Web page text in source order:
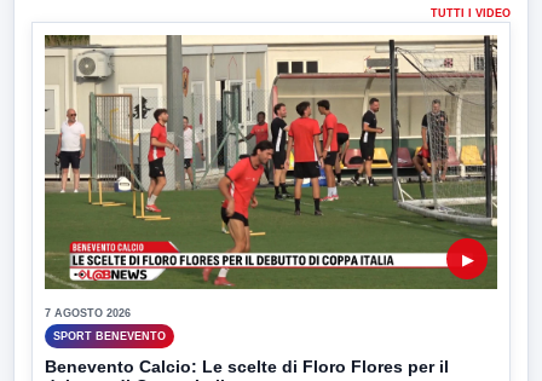
TUTTI I VIDEO
▶
7 AGOSTO 2026
SPORT BENEVENTO
Benevento Calcio: Le scelte di Floro Flores per il